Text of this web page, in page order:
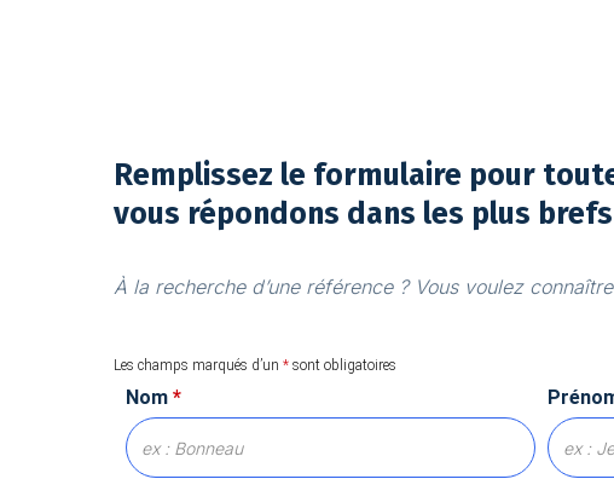
Remplissez le formulaire pour
vous répondons dans les plus
À la recherche d’une référence ? Vous voulez
Les champs marqués d’un *sont obligatoires
Nom *